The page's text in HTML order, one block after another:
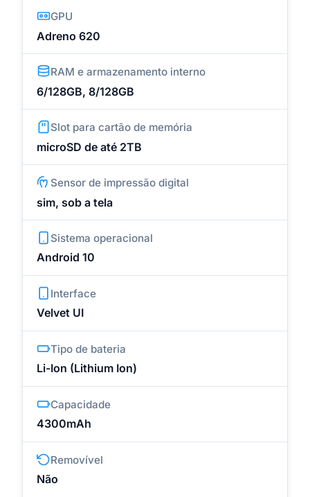
GPU
Adreno 620
RAM e armazenamento interno
6/128GB, 8/128GB
Slot para cartão de memória
microSD de até 2TB
Sensor de impressão digital
sim, sob a tela
Sistema operacional
Android 10
Interface
Velvet UI
Tipo de bateria
Li-Ion (Lithium Ion)
Capacidade
4300mAh
Removível
Não